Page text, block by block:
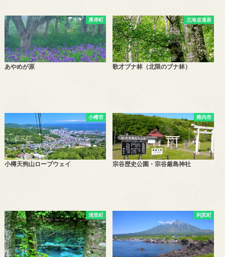
厚岸町
あやめが原
北海道遺産
歌才ブナ林（北限のブナ林）
小樽市
小樽天狗山ロープウェイ
稚内市
宗谷歴史公園・宗谷厳島神社
清里町 利尻町